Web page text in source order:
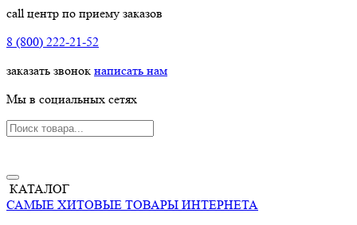
call центр по приему заказов
8 (800) 222-21-52
заказать звонок написать нам
Мы в социальных сетях
КАТАЛОГ
САМЫЕ ХИТОВЫЕ ТОВАРЫ ИНТЕРНЕТА